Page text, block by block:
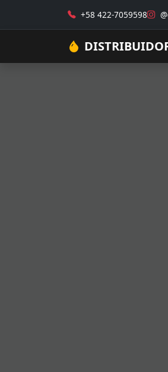
+58 422-7059598